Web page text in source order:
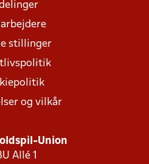
stillinger
og vilkår
Union
Allé 1